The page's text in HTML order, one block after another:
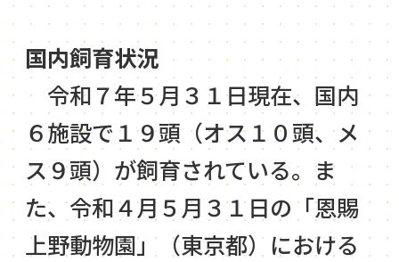
国内飼育状況
令和７年５月３１日現在、国内
６施設で１９頭（オス１０頭、メ
ス９頭）が飼育されている。ま
た、令和４月５月３１日の「恩賜
上野動物園」（東京都）における